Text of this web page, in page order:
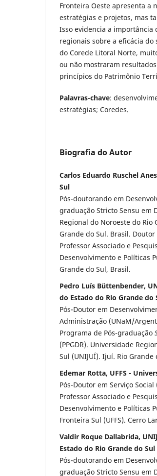
Fronteira Oeste apresenta a
estratégias e projetos, mas
Isso evidencia a importância
regionais sobre a eficácia
do Corede Litoral Norte,
ou não mostraram
princípios do Patrimônio
Palavras-chave:
estratégias; Coredes.
Biografia do Autor
Carlos Eduardo Ruschel
Sul
Pós-doutorando em
graduação Stricto Sensu em
Regional do Noroeste do Rio
Grande do Sul. Brasil.
Professor Associado e
Desenvolvimento e Políticas
Grande do Sul, Brasil.
Pedro Luís Büttenbender,
do Estado do Rio Grande do
Pós-Doutor em
Administração (UNaM/
Programa de Pós-graduação
(PPGDR). Universidade
Sul (UNIJUÍ). Ijuí. Rio Grande
Edemar Rotta, UFFS -
Pós-Doutor em Serviço Social
Professor Associado e
Desenvolvimento e Políticas
Fronteira Sul (UFFS). Cerro
Valdir Roque Dallabrida,
Estado do Rio Grande do Sul
Pós-doutorando em
graduação Stricto Sensu em